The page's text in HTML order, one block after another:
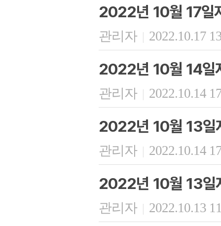
2022년 10월 17일
관리자 | 2022.10.17
2022년 10월 14일
관리자 | 2022.10.14
2022년 10월 13일
관리자 | 2022.10.14
2022년 10월 13일
관리자 | 2022.10.13